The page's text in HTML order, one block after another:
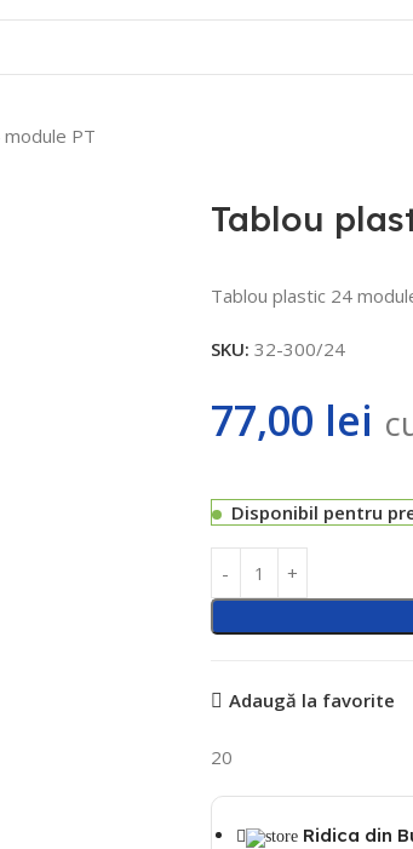
PT
Tablou
Tablou plastic 24
SKU: 32-300/24
77,00 lei
Disponibil pentru
Adaugă la favorite
20
Ridica din